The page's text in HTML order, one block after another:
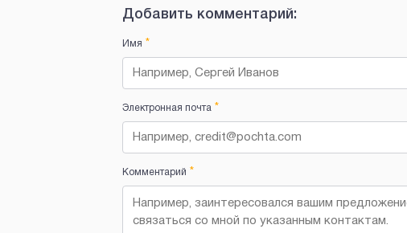
Добавить комментарий:
Имя *
Электронная почта*
Комментарий *